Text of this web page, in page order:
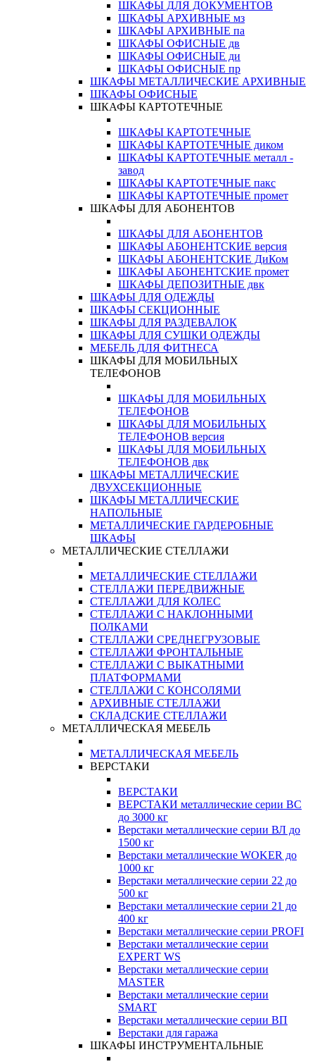
ШКАФЫ ДЛЯ ДОКУМЕНТОВ
ШКАФЫ АРХИВНЫЕ мз
ШКАФЫ АРХИВНЫЕ па
ШКАФЫ ОФИСНЫЕ дв
ШКАФЫ ОФИСНЫЕ ди
ШКАФЫ ОФИСНЫЕ пр
ШКАФЫ МЕТАЛЛИЧЕСКИЕ АРХИВНЫЕ
ШКАФЫ ОФИСНЫЕ
ШКАФЫ КАРТОТЕЧНЫЕ
ШКАФЫ КАРТОТЕЧНЫЕ
ШКАФЫ КАРТОТЕЧНЫЕ диком
ШКАФЫ КАРТОТЕЧНЫЕ металл -
завод
ШКАФЫ КАРТОТЕЧНЫЕ пакс
ШКАФЫ КАРТОТЕЧНЫЕ промет
ШКАФЫ ДЛЯ АБОНЕНТОВ
ШКАФЫ ДЛЯ АБОНЕНТОВ
ШКАФЫ АБОНЕНТСКИЕ версия
ШКАФЫ АБОНЕНТСКИЕ ДиКом
ШКАФЫ АБОНЕНТСКИЕ промет
ШКАФЫ ДЕПОЗИТНЫЕ двк
ШКАФЫ ДЛЯ ОДЕЖДЫ
ШКАФЫ СЕКЦИОННЫЕ
ШКАФЫ ДЛЯ РАЗДЕВАЛОК
ШКАФЫ ДЛЯ СУШКИ ОДЕЖДЫ
МЕБЕЛЬ ДЛЯ ФИТНЕСА
ШКАФЫ ДЛЯ МОБИЛЬНЫХ
ТЕЛЕФОНОВ
ШКАФЫ ДЛЯ МОБИЛЬНЫХ
ТЕЛЕФОНОВ
ШКАФЫ ДЛЯ МОБИЛЬНЫХ
ТЕЛЕФОНОВ версия
ШКАФЫ ДЛЯ МОБИЛЬНЫХ
ТЕЛЕФОНОВ двк
ШКАФЫ МЕТАЛЛИЧЕСКИЕ
ДВУХСЕКЦИОННЫЕ
ШКАФЫ МЕТАЛЛИЧЕСКИЕ
НАПОЛЬНЫЕ
МЕТАЛЛИЧЕСКИЕ ГАРДЕРОБНЫЕ
ШКАФЫ
МЕТАЛЛИЧЕСКИЕ СТЕЛЛАЖИ
МЕТАЛЛИЧЕСКИЕ СТЕЛЛАЖИ
СТЕЛЛАЖИ ПЕРЕДВИЖНЫЕ
СТЕЛЛАЖИ ДЛЯ КОЛЕС
СТЕЛЛАЖИ С НАКЛОННЫМИ
ПОЛКАМИ
СТЕЛЛАЖИ СРЕДНЕГРУЗОВЫЕ
СТЕЛЛАЖИ ФРОНТАЛЬНЫЕ
СТЕЛЛАЖИ С ВЫКАТНЫМИ
ПЛАТФОРМАМИ
СТЕЛЛАЖИ С КОНСОЛЯМИ
АРХИВНЫЕ СТЕЛЛАЖИ
СКЛАДСКИЕ СТЕЛЛАЖИ
МЕТАЛЛИЧЕСКАЯ МЕБЕЛЬ
МЕТАЛЛИЧЕСКАЯ МЕБЕЛЬ
ВЕРСТАКИ
ВЕРСТАКИ
ВЕРСТАКИ металлические серии ВС
до 3000 кг
Верстаки металлические серии ВЛ до
1500 кг
Верстаки металлические WOKER до
1000 кг
Верстаки металлические серии 22 до
500 кг
Верстаки металлические серии 21 до
400 кг
Верстаки металлические серии PROFI
Верстаки металлические серии
EXPERT WS
Верстаки металлические серии
MASTER
Верстаки металлические серии
SMART
Верстаки металлические серии ВП
Верстаки для гаража
ШКАФЫ ИНСТРУМЕНТАЛЬНЫЕ